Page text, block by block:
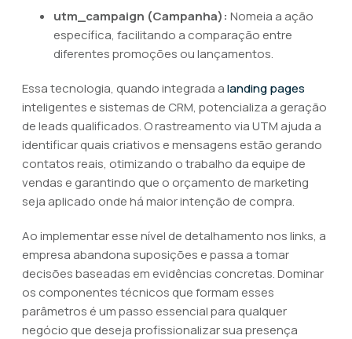
utm_campaign (Campanha): Nomeia a ação
específica, facilitando a comparação entre
diferentes promoções ou lançamentos.
Essa tecnologia, quando integrada alanding pages
inteligentes e sistemas de CRM, potencializa a geração
de leads qualificados. O rastreamento via UTM ajuda a
identificar quais criativos e mensagens estão gerando
contatos reais, otimizando o trabalho da equipe de
vendas e garantindo que o orçamento de marketing
seja aplicado onde há maior intenção de compra.
Ao implementar esse nível de detalhamento nos links, a
empresa abandona suposições e passa a tomar
decisões baseadas em evidências concretas. Dominar
os componentes técnicos que formam esses
parâmetros é um passo essencial para qualquer
negócio que deseja profissionalizar sua presença